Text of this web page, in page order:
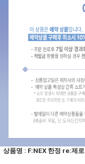
상품명 : F:NEX 한정 re:제